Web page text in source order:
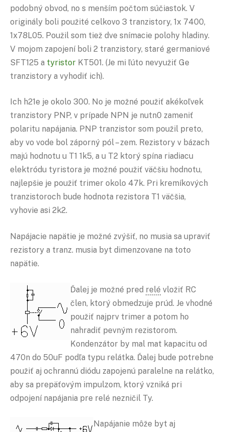
podobný obvod, no s menším počtom súčiastok. V
originály boli použité celkovo 3 tranzistory, 1x 7400,
1x78L05. Použil som tiež dve snímacie polohy hladiny.
V mojom zapojení boli 2 tranzistory, staré germaniové
SFT125 a tyristor KT501. (Je mi ľúto nevyužiť Ge
tranzistory a vyhodiť ich).
Ich h21e je okolo 300. No je možné použiť akékoľvek
tranzistory PNP, v prípade NPN je nutn0 zameniť
polaritu napájania. PNP tranzistor som použil preto,
aby vo vode bol záporný pól – zem. Rezistory v bázach
majú hodnotu u T1 1k5, a u T2 ktorý spína riadiacu
elektródu tyristora je možné použiť väčšiu hodnotu,
najlepšie je použiť trimer okolo 47k. Pri kremíkových
tranzistoroch bude hodnota rezistora T1 väčšia,
vyhovie asi 2k2.
Napájacie napätie je možné zvýšiť, no musia sa upraviť
rezistory a tranz. musia byt dimenzovane na toto
napätie.
Ďalej je možné pred relé vložiť RC
člen, ktorý obmedzuje prúd. Je vhodné
použiť najprv trimer a potom ho
nahradiť pevným rezistorom.
Kondenzátor by mal mat kapacitu od
470n do 50uF podľa typu relátka. Ďalej bude potrebne
použiť aj ochrannú diódu zapojenú paralelne na relátko,
aby sa prepäťovým impulzom, ktorý vzniká pri
odpojení napájania pre relé nezničil Ty.
Napájanie môže byt aj